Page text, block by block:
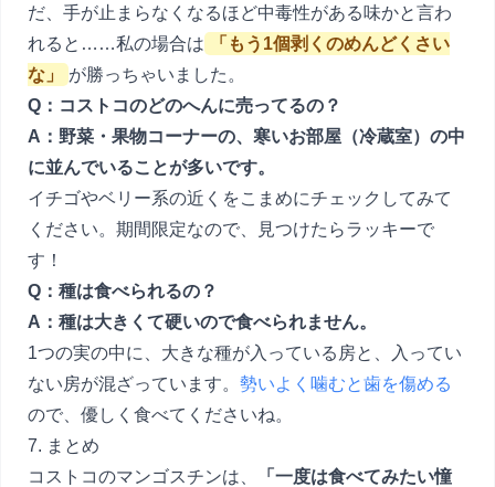
だ、手が止まらなくなるほど中毒性がある味かと言わ
れると……私の場合は
「もう1個剥くのめんどくさい
な」
が勝っちゃいました。
Q：コストコのどのへんに売ってるの？
A：野菜・果物コーナーの、寒いお部屋（冷蔵室）の中
に並んでいることが多いです。
イチゴやベリー系の近くをこまめにチェックしてみて
ください。期間限定なので、見つけたらラッキーで
す！
Q：種は食べられるの？
A：種は大きくて硬いので食べられません。
1つの実の中に、大きな種が入っている房と、入ってい
ない房が混ざっています。 勢いよく噛むと歯を傷める
ので、優しく食べてくださいね。
7. まとめ
コストコのマンゴスチンは、
「一度は食べてみたい憧